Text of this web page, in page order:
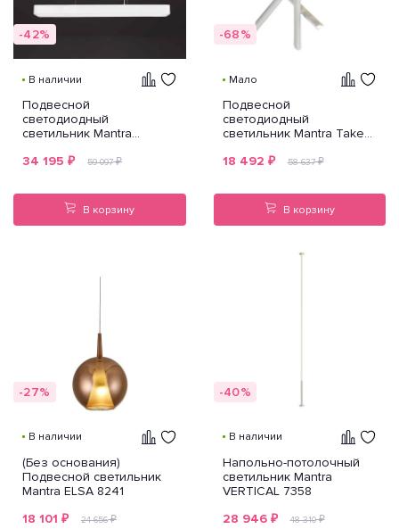
-42%
В наличии
Подвесной
светодиодный
светильник Mantra
34 195 ₽ 59 097₽
В корзину
-68%
Мало
Подвесной
светодиодный
светильник Mantra Take
18 492 ₽ 58 637₽
В корзину
-27%
В наличии
(Без основания)
Подвесной светильник
Mantra ELSA 8241
18 101 ₽ 24 656₽
-40%
В наличии
Напольно-потолочный
светильник Mantra
VERTICAL 7358
28 946₽ 48 310₽